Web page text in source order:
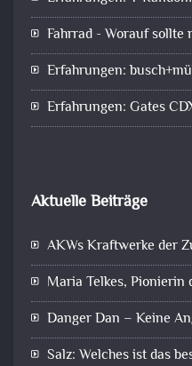
Fahrrad - Worauf sollte
Erfahrungen:
Erfahrungen: Gates
Aktuelle Beiträge
AKWs Kraftwerke der
Maria Telkes, Pionierin
Danger Dan – Keine
Salz: Welches ist das